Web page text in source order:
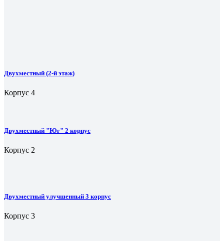
Двухместный (2-й этаж)
Корпус 4
Двухместный "Юг" 2 корпус
Корпус 2
Двухместный улучшенный 3 корпус
Корпус 3